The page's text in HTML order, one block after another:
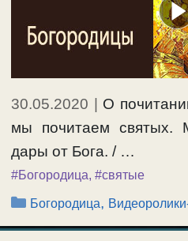
30.05.2020
О
мы почитаем святых.
дары от Бога. / …
#Богородица, #святые
Рубрики
Богородица,